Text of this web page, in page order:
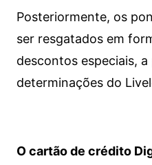
Posteriormente, os
ser resgatados em
descontos especiais,
determinações do
O cartão de crédito